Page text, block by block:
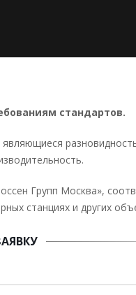
стандартов.
Групп Москва»,
станциях и других